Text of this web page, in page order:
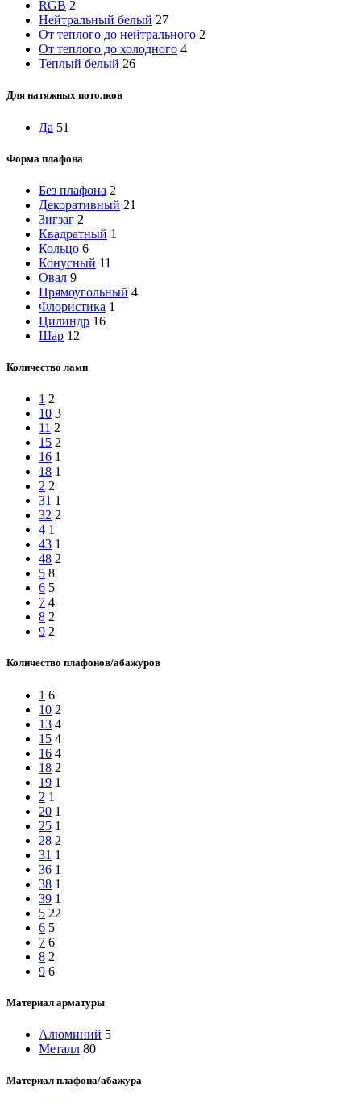
RGB 2
Нейтральный белый 27
От теплого до нейтрального 2
От теплого до холодного 4
Теплый белый 26
Для натяжных потолков
Да 51
Форма плафона
Без плафона 2
Декоративный 21
Зигзаг 2
Квадратный 1
Кольцо 6
Конусный 11
Овал 9
Прямоугольный 4
Флористика 1
Цилиндр 16
Шар 12
Количество ламп
1 2
10 3
11 2
15 2
16 1
18 1
2 2
31 1
32 2
4 1
43 1
48 2
5 8
6 5
7 4
8 2
9 2
Количество плафонов/абажуров
1 6
10 2
13 4
15 4
16 4
18 2
19 1
2 1
20 1
25 1
28 2
31 1
36 1
38 1
39 1
5 22
6 5
7 6
8 2
9 6
Материал арматуры
Алюминий 5
Металл 80
Материал плафона/абажура